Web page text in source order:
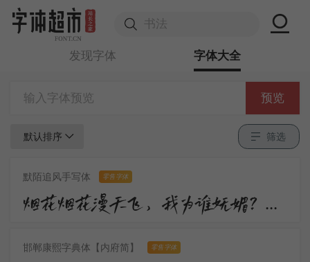
发现字体 字体大全
预览
默认排序 筛选
默陌追风手写体 零售字体
烟花烟花漫天飞，我为谁妩媚？不过是醉眼看花，花也醉。流沙流沙漫天飞，我为谁憔悴？不过是缘来缘散，缘如水。
邯郸康熙字典体【内府简】 零售字体